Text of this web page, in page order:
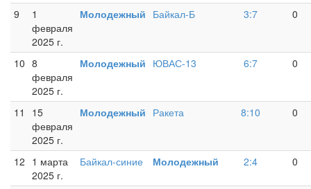
9
1
февраля
2025 г.
Молодежный Байкал-Б 3:7 0
10 8
февраля
2025 г.
Молодежный ЮВАС-13 6:7 0
11
15
февраля
2025 г.
Молодежный Ракета 8:10 0
12 1 марта
2025 г.
Байкал-синие Молодежный 2:4 0